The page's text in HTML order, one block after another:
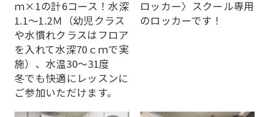
ｍ×1の計6コース！水深
1.1～1.2Ｍ（幼児クラス
や水慣れクラスはフロア
を入れて水深70ｃｍで実
施）、水温30～31度
冬でも快適にレッスンに
ご参加いただけます。
ロッカー〉スクール専用
のロッカーです！
Sports
official
translated